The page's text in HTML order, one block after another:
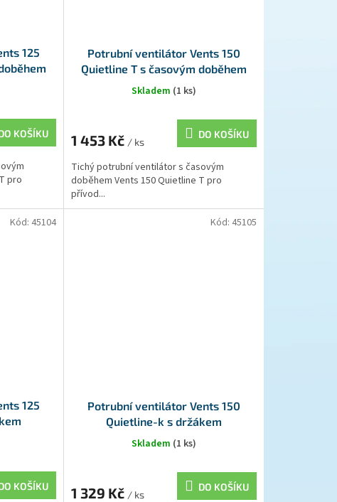
125
KOŠÍKU
pro
Potrubní ventilátor Vents 150
Quietline T s časovým doběhem
Skladem (1 ks)
1 453 Kč / ks
DO KOŠÍKU
Tichý potrubní ventilátor s časovým
doběhem Vents 150 Quietline T pro
přívod...
125
KOŠÍKU
Kód: 45104
Potrubní ventilátor Vents 150
Quietline-k s držákem
Skladem (1 ks)
1 329 Kč / ks
DO KOŠÍKU
Kód: 45105